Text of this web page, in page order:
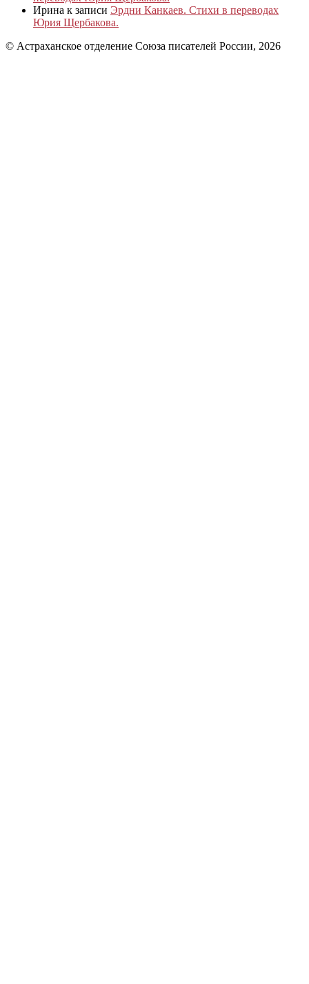
Ирина к записи Эрдни Канкаев. Стихи в переводах
Юрия Щербакова.
© Астраханское отделение Союза писателей России, 2026